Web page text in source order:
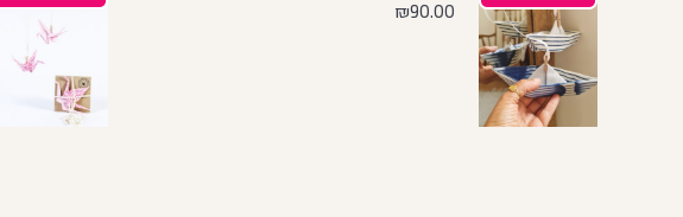
₪90.00